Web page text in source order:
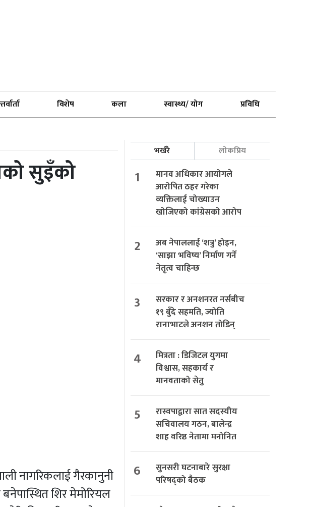
विशेष कला स्वास्थ्य/ योग प्रविधि
सुइँको
नागरिकलाई गैरकानुनी
शिर मेमोरियल
भर्खरै लोकप्रिय
1
मानव अधिकार आयोगले
आरोपित ठहर गरेका
व्यक्तिलाई चोख्याउन
खोजिएको कांग्रेसको आरोप
2
अब नेपाललाई ‘शत्रु’ होइन,
‘साझा भविष्य’ निर्माण गर्ने
नेतृत्व चाहिन्छ
3
सरकार र अनशनरत नर्सबीच
१९ बुँदे सहमति, ज्योति
रानाभाटले अनशन तोडिन्
4
मित्रता : डिजिटल युगमा
विश्वास, सहकार्य र
मानवताको सेतु
5
रास्वपाद्वारा सात सदस्यीय
सचिवालय गठन, बालेन्द्र
शाह वरिष्ठ नेतामा मनोनित
6
सुनसरी घटनाबारे सुरक्षा
परिषद्को बैठक